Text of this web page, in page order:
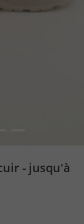
- jusqu'à